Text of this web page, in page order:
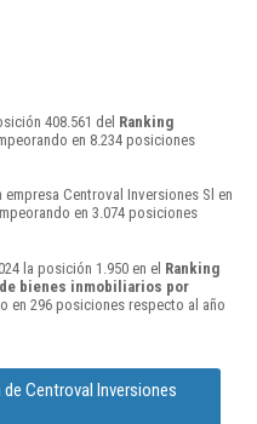
408.561 del Ranking
en 8.234 posiciones
empresa Centroval Inversiones Sl en
en 3.074 posiciones
la posición 1.950 en el Ranking
bienes inmobiliarios por
en 296 posiciones respecto al año
Centroval Inversiones